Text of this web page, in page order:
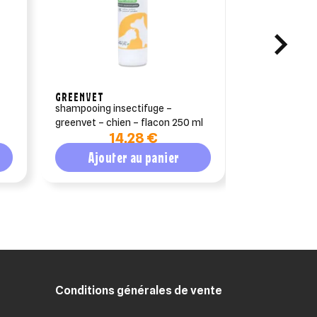
GREENVET
shampooing insectifuge –
greenvet – chien – flacon 250 ml
14,28 €
Ajouter au panier
Conditions générales de vente